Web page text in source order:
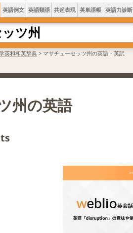
英語例文 英語類語 共起表現 英単語帳 英語力診断
英和和英辞典 > マサチューセッツ州の英語・英訳
州の英語